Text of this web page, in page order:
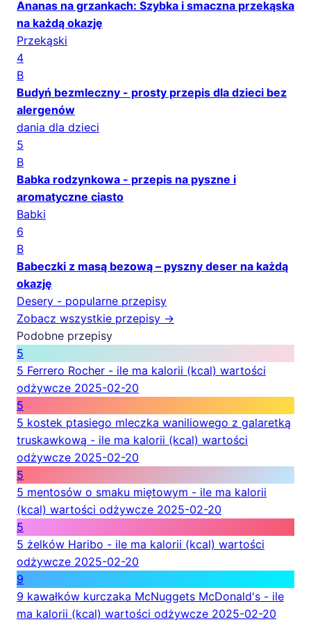
Ananas na grzankach: Szybka i smaczna przekąska
na każdą okazję
Przekąski
4
B
Budyń bezmleczny - prosty przepis dla dzieci bez
alergenów
dania dla dzieci
5
B
Babka rodzynkowa - przepis na pyszne i
aromatyczne ciasto
Babki
6
B
Babeczki z masą bezową – pyszny deser na każdą
okazję
Desery - popularne przepisy
Zobacz wszystkie przepisy →
Podobne przepisy
5
5 Ferrero Rocher - ile ma kalorii (kcal) wartości
odżywcze 2025-02-20
5
5 kostek ptasiego mleczka waniliowego z galaretką
truskawkową - ile ma kalorii (kcal) wartości
odżywcze 2025-02-20
5
5 mentosów o smaku miętowym - ile ma kalorii
(kcal) wartości odżywcze 2025-02-20
5
5 żelków Haribo - ile ma kalorii (kcal) wartości
odżywcze 2025-02-20
9
9 kawałków kurczaka McNuggets McDonald's - ile
ma kalorii (kcal) wartości odżywcze 2025-02-20